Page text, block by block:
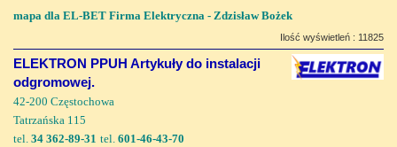
mapa dla EL-BET Firma Elektryczna - Zdzisław Bożek
Ilość wyświetleń : 11825
ELEKTRON PPUH Artykuły do instalacji
odgromowej.
42-200 Częstochowa
Tatrzańska 115
tel. 34 362-89-31 tel. 601-46-43-70